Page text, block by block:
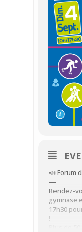
📣 Forum
—
Rendez-
gymnase
17h30
!